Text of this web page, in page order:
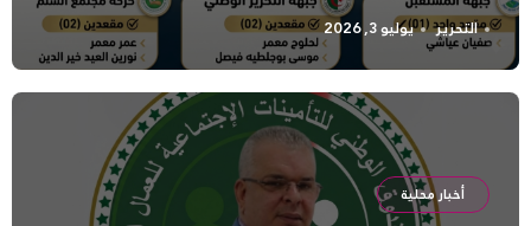
التحرير يوليو 3, 2026
أخبار محلية